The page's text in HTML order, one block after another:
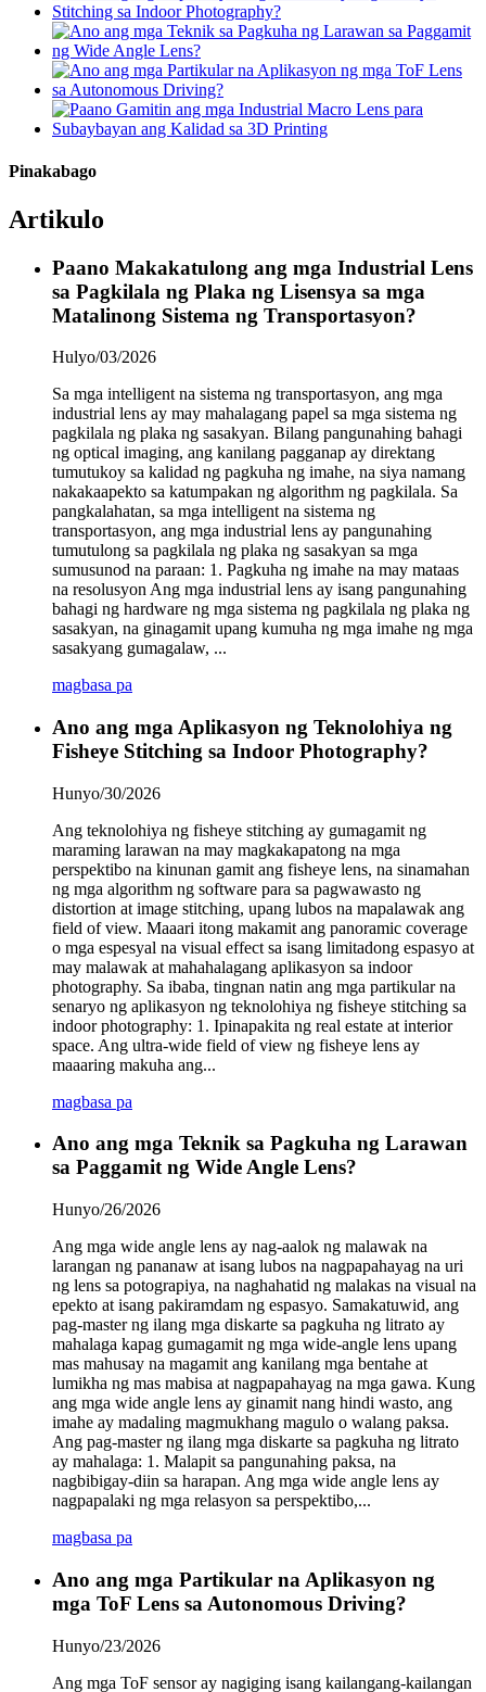
Pinakabago
Artikulo
Paano Makakatulong ang mga Industrial Lens
sa Pagkilala ng Plaka ng Lisensya sa mga
Matalinong Sistema ng Transportasyon?
Hulyo/03/2026
Sa mga intelligent na sistema ng transportasyon, ang mga
industrial lens ay may mahalagang papel sa mga sistema ng
pagkilala ng plaka ng sasakyan. Bilang pangunahing bahagi
ng optical imaging, ang kanilang pagganap ay direktang
tumutukoy sa kalidad ng pagkuha ng imahe, na siya namang
nakakaapekto sa katumpakan ng algorithm ng pagkilala. Sa
pangkalahatan, sa mga intelligent na sistema ng
transportasyon, ang mga industrial lens ay pangunahing
tumutulong sa pagkilala ng plaka ng sasakyan sa mga
sumusunod na paraan: 1. Pagkuha ng imahe na may mataas
na resolusyon Ang mga industrial lens ay isang pangunahing
bahagi ng hardware ng mga sistema ng pagkilala ng plaka ng
sasakyan, na ginagamit upang kumuha ng mga imahe ng mga
sasakyang gumagalaw, ...
magbasa pa
Ano ang mga Aplikasyon ng Teknolohiya ng
Fisheye Stitching sa Indoor Photography?
Hunyo/30/2026
Ang teknolohiya ng fisheye stitching ay gumagamit ng
maraming larawan na may magkakapatong na mga
perspektibo na kinunan gamit ang fisheye lens, na sinamahan
ng mga algorithm ng software para sa pagwawasto ng
distortion at image stitching, upang lubos na mapalawak ang
field of view. Maaari itong makamit ang panoramic coverage
o mga espesyal na visual effect sa isang limitadong espasyo at
may malawak at mahahalagang aplikasyon sa indoor
photography. Sa ibaba, tingnan natin ang mga partikular na
senaryo ng aplikasyon ng teknolohiya ng fisheye stitching sa
indoor photography: 1. Ipinapakita ng real estate at interior
space. Ang ultra-wide field of view ng fisheye lens ay
maaaring makuha ang...
magbasa pa
Ano ang mga Teknik sa Pagkuha ng Larawan
sa Paggamit ng Wide Angle Lens?
Hunyo/26/2026
Ang mga wide angle lens ay nag-aalok ng malawak na
larangan ng pananaw at isang lubos na nagpapahayag na uri
ng lens sa potograpiya, na naghahatid ng malakas na visual na
epekto at isang pakiramdam ng espasyo. Samakatuwid, ang
pag-master ng ilang mga diskarte sa pagkuha ng litrato ay
mahalaga kapag gumagamit ng mga wide-angle lens upang
mas mahusay na magamit ang kanilang mga bentahe at
lumikha ng mas mabisa at nagpapahayag na mga gawa. Kung
ang mga wide angle lens ay ginamit nang hindi wasto, ang
imahe ay madaling magmukhang magulo o walang paksa.
Ang pag-master ng ilang mga diskarte sa pagkuha ng litrato
ay mahalaga: 1. Malapit sa pangunahing paksa, na
nagbibigay-diin sa harapan. Ang mga wide angle lens ay
nagpapalaki ng mga relasyon sa perspektibo,...
magbasa pa
Ano ang mga Partikular na Aplikasyon ng
mga ToF Lens sa Autonomous Driving?
Hunyo/23/2026
Ang mga ToF sensor ay nagiging isang kailangang-kailangan